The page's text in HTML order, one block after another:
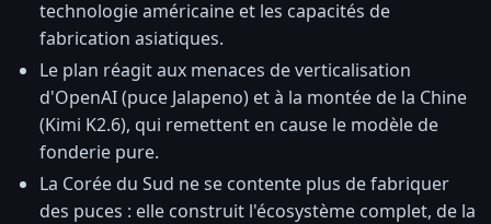
technologie américaine et les capacités de
fabrication asiatiques.
Le plan réagit aux menaces de verticalisation
d'OpenAI (puce Jalapeno) et à la montée de la Chine
(Kimi K2.6), qui remettent en cause le modèle de
fonderie pure.
La Corée du Sud ne se contente plus de fabriquer
des puces : elle construit l'écosystème complet, de la